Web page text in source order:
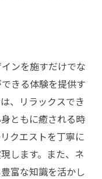
ンを施すだけでな
きる体験を提供す
、リラックスでき
ともに癒される時
クエストを丁寧に
します。また、ネ
富な知識を活かし